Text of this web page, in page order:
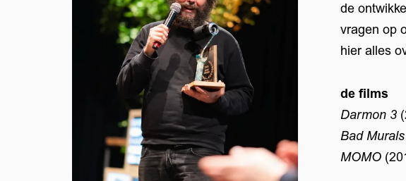
de
vragen op
hier alles
de films
Darmon 3
Bad Murals
MOMO